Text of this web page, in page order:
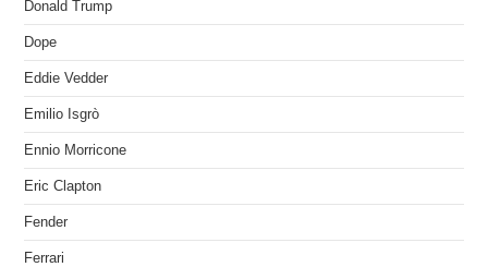
Donald Trump
Dope
Eddie Vedder
Emilio Isgrò
Ennio Morricone
Eric Clapton
Fender
Ferrari